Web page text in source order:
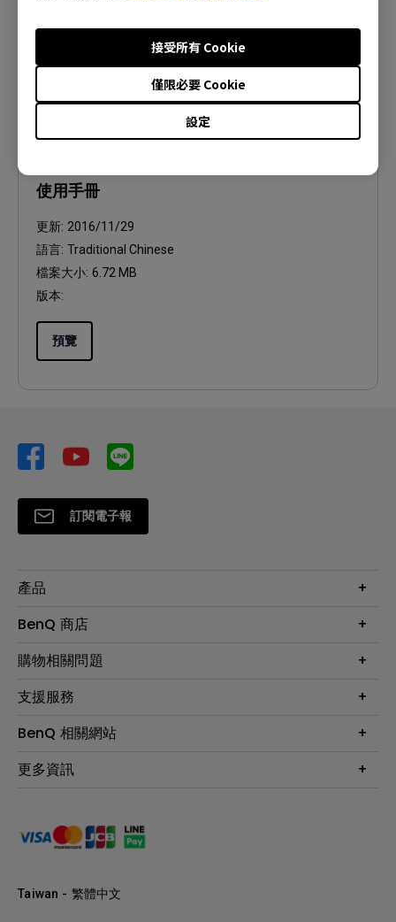
設定
僅限必要 Cookie
接受所有 Cookie
使用手冊
更新: 2016/11/29
語言: Traditional Chinese
檔案大小: 6.72 MB
版本:
預覽
訂閱電子報
產品
大型液晶
投影機
智慧照明
專業拍物視訊鏡頭
BenQ 商店
最新產品與活動
尋找銷售據點
會員綁定LINE教學
購物相關問題
第一次購物就上手
延長保固購買
贈品兌換網站首頁
支援服務
服務公告
保固條例
手冊與軟體下載
產品常見問題
BenQ 相關網站
專業商用解決方案
BenQ 大娛樂家
更多資訊
永續發展
產品碳足跡報告
明基基金會
Taiwan - 繁體中文